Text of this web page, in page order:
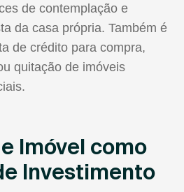
de contemplação e
da casa própria. Também é
de crédito para compra,
quitação de imóveis
Imóvel como
Investimento